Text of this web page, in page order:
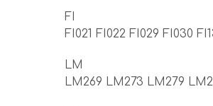
FI
FI021 FI022 FI029 FI030
LM
LM269 LM273 LM279